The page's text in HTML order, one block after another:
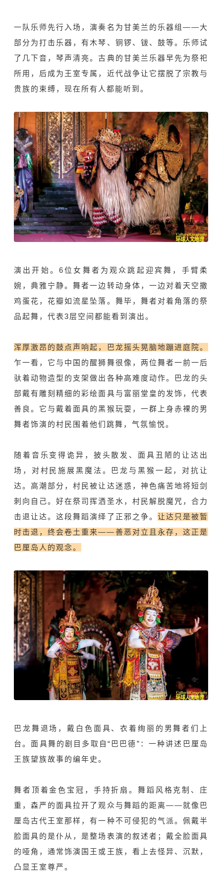
一队乐师先行入场，演奏名为甘美兰的乐器组——大
部分为打击乐器，有木琴、铜锣、钹、鼓等。乐师试
了几下音，琴声清亮。古典的甘美兰乐器早先为祭祀
所用，后成为王室专属，近代战争让它摆脱了宗教与
贵族的束缚，现在所有人都能听到。
演出开始。6位女舞者为观众跳起迎宾舞，手臂柔
婉，典雅宁静。舞者一边转动身体，一边对着天空撒
鸡蛋花，花瓣如流星坠落。舞毕，舞者对着角落的祭
品起舞，代表3层空间都能看到演出。
浑厚激昂的鼓点声响起，巴龙摇头晃脑地蹦进庭院。
乍一看，它与中国的醒狮舞很像，两位舞者一前一后
驮着动物造型的支架做出各种高难度动作。巴龙的头
部戴有雕刻精细的彩绘面具与富丽堂皇的发饰，代表
善良。它与戴着面具的黑猴玩耍，一群上身赤裸的男
舞者饰演的村民围着他们跳舞，气氛愉悦。
随着音乐变得诡异，披头散发、面具丑陋的让达出
场，对村民施展黑魔法。巴龙与黑猴一起，对抗让
达。高潮部分，村民被让达迷惑，神色痛苦地将短剑
刺向自己。好在祭司挥洒圣水，村民解脱魔咒，合力
击退让达。这段舞蹈演绎了正邪之争。 让达只是被暂
时击退，终会卷土重来——善恶对立且永存，这正是
巴厘岛人的观念。
巴龙舞退场，戴白色面具、衣着绚丽的男舞者们上
台。面具舞的剧目多取自“巴巴德”：一种讲述巴厘岛
王族望族故事的编年史。
舞者顶着金色宝冠，手持折扇。舞蹈风格克制、庄
重，森严的面具拉开了观众与舞蹈的距离——就像巴
厘岛古代王室那样，有一种不可侵犯的气派。佩戴半
脸面具的是仆从，是整场表演的叙述者；戴全脸面具
的哑角，通常饰演国王或王族，看上去怪异、沉默，
凸显王室尊严。